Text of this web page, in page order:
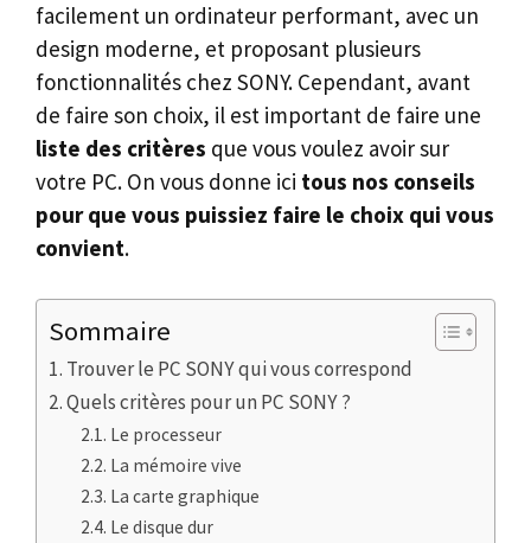
facilement un ordinateur performant, avec un
design moderne, et proposant plusieurs
fonctionnalités chez SONY. Cependant, avant
de faire son choix, il est important de faire une
liste des critères que vous voulez avoir sur
votre PC. On vous donne ici tous nos conseils
pour que vous puissiez faire le choix qui vous
convient.
Sommaire
Trouver le PC SONY qui vous correspond
Quels critères pour un PC SONY ?
Le processeur
La mémoire vive
La carte graphique
Le disque dur